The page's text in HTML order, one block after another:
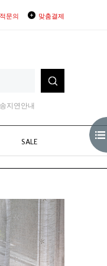
문의 맞춤결제
송지연]안내
지연안내
SALE